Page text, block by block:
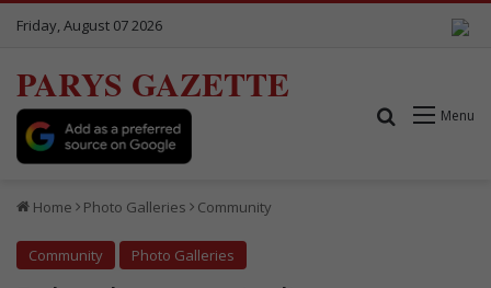
Friday, August 07 2026
PARYS GAZETTE
Menu
Search for
Home Photo Galleries Community
Community Photo Galleries